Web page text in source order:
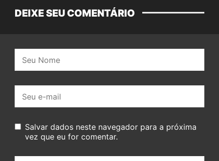
DEIXE SEU COMENTÁRIO
mail:
Salvar dados neste navegador para a próxima
vez que eu for comentar.